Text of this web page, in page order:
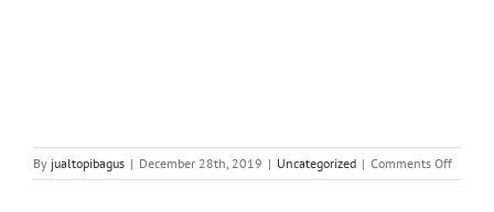
By jualtopibagus | December 28th, 2019 | Uncategorized | Comments Offon
WA